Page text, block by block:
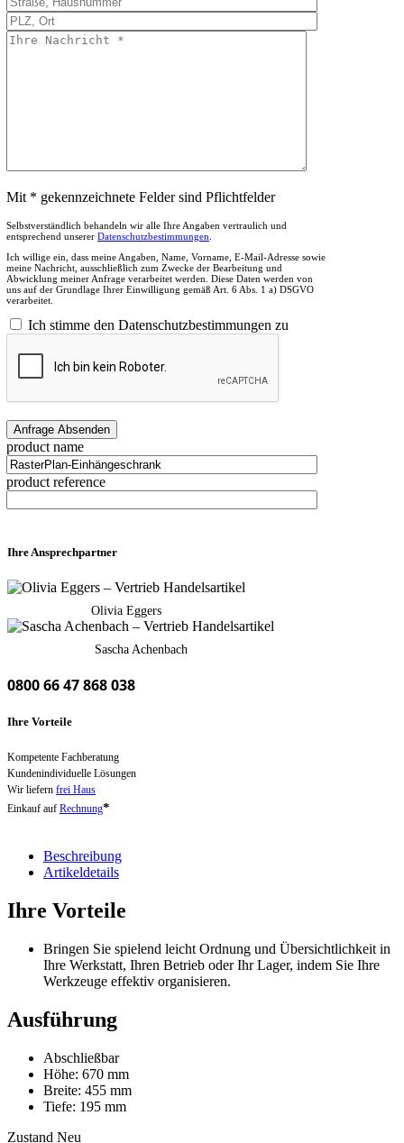
Mit * gekennzeichnete Felder sind Pflichtfelder
Selbstverständlich behandeln wir alle Ihre Angaben vertraulich und
entsprechend unserer Datenschutzbestimmungen
Ich willige ein, dass meine Angaben, Name, Vorname, E-Mail-Adresse sowie
meine Nachricht, ausschließlich zum Zwecke der Bearbeitung und
Abwicklung meiner Anfrage verarbeitet werden. Diese Daten werden von
uns auf der Grundlage Ihrer Einwilligung gemäß Art. 6 Abs. 1 a) DSGVO
verarbeitet.
Ich stimme den Datenschutzbestimmungen zu
product name
product reference
Ihre Ansprechpartner
Olivia Eggers
Sascha Achenbach
0800 66 47 868 038
Ihre Vorteile
Kompetente Fachberatung
Kundenindividuelle Lösungen
Wir liefern frei Haus
Einkauf auf Rechnung*
Beschreibung
Artikeldetails
Ihre Vorteile
Bringen Sie spielend leicht Ordnung und Übersichtlichkeit in
Ihre Werkstatt, Ihren Betrieb oder Ihr Lager, indem Sie Ihre
Werkzeuge effektiv organisieren.
Ausführung
Abschließbar
Höhe: 670 mm
Breite: 455 mm
Tiefe: 195 mm
Zustand Neu